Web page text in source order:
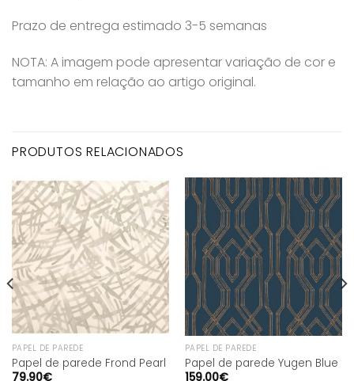
Prazo de entrega estimado 3-5 semanas
NOTA: A imagem pode apresentar variação de cor e
tamanho em relação ao artigo original.
PRODUTOS RELACIONADOS
PAPEL DE PAREDE
Papel de parede Frond Pearl
79.90€
PAPEL DE PAREDE
Papel de parede Yugen Blue
159.00€